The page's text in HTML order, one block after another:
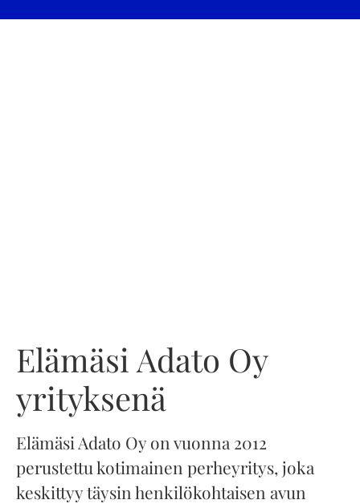
Elämäsi Adato Oy
yrityksenä
Elämäsi Adato Oy on vuonna 2012
perustettu kotimainen perheyritys, joka
keskittyy täysin henkilökohtaisen avun